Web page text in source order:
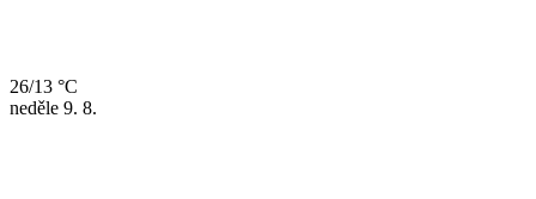
26/13 °C
neděle 9. 8.